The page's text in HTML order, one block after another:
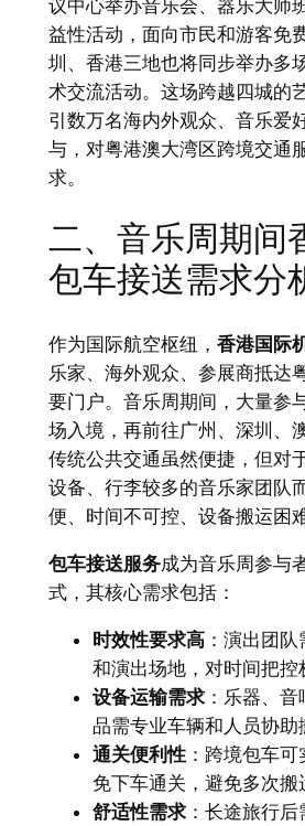
议中心举办音乐会、器乐大师
益性活动，面向市民和游客免
圳、香港三地也将同步举办多
术交流活动。这场跨越四城的
引数万名海内外观众、音乐爱
与，对粤港澳大湾区跨境交通
求。
二、音乐周期间
包车接送需求分
作为国际航空枢纽， 香港国际
乐家、海外观众、参展商抵达
要门户。音乐周期间，大量参
场入境，再前往广州、深圳、
传统公共交通虽然便捷，但对
设备、行李较多的音乐家团队
便、时间不可控、设备搬运困
包车接送服务成为音乐周参与
式，其核心需求包括：
时效性要求高：演出团队
和演出场地，对时间把控
设备运输需求：乐器、音
品需专业车辆和人员协助
通关便利性：跨境包车可
免下车通关，避免多次搬
舒适性需求：长途旅行后